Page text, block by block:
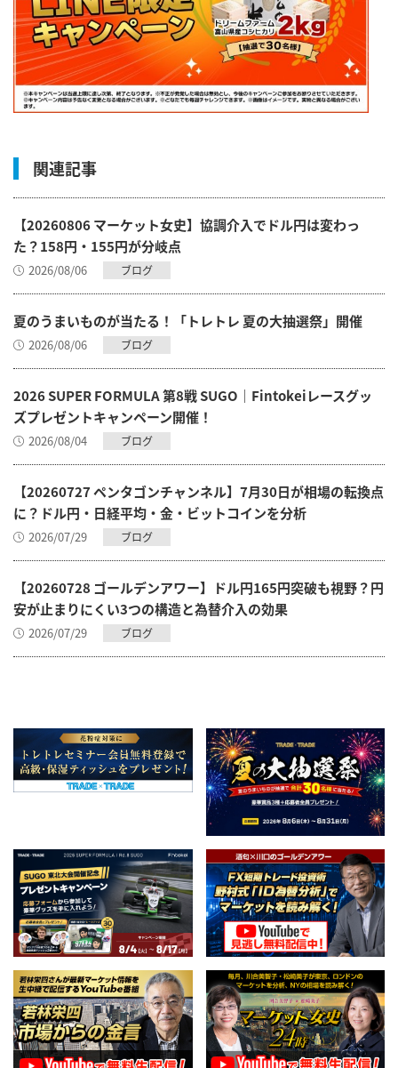
関連記事
【20260806 マーケット女史】協調介入でドル円は変わっ
た？158円・155円が分岐点
2026/08/06 ブログ
夏のうまいものが当たる！「トレトレ 夏の大抽選祭」開催
2026/08/06 ブログ
2026 SUPER FORMULA 第8戦 SUGO｜Fintokeiレースグッ
ズプレゼントキャンペーン開催！
2026/08/04 ブログ
【20260727 ペンタゴンチャンネル】7月30日が相場の転換点
に？ドル円・日経平均・金・ビットコインを分析
2026/07/29 ブログ
【20260728 ゴールデンアワー】ドル円165円突破も視野？円
安が止まりにくい3つの構造と為替介入の効果
2026/07/29 ブログ